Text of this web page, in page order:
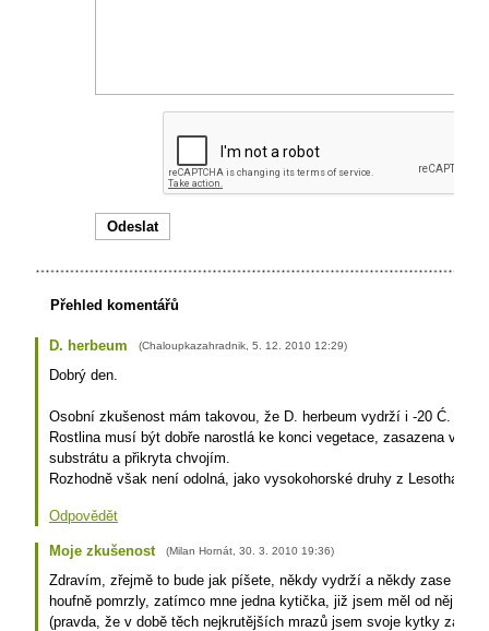
Přehled komentářů
D. herbeum (Chaloupkazahradnik 5. 12. 2010 12:29)
Dobrý den.
Osobní zkušenost mám takovou, že D. herbeum vydrží i -20 Ć. Má
Rostlina musí být dobře narostlá ke konci vegetace, zasazena volně
substrátu a přikryta chvojím.
Rozhodně však není odolná, jako vysokohorské druhy z Lesotha.
Odpovědět
Moje zkušenost (Milan Hornát 30. 3. 2010 19:36)
Zdravím, zřejmě to bude jak píšete, někdy vydrží a někdy zase ne,
houfně pomrzly, zatímco mne jedna kytička, již jsem měl od něj
(pravda, že v době těch nejkrutějších mrazů jsem svoje kytky